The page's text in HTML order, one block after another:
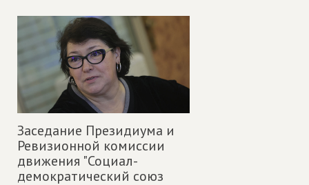
Заседание Президиума и
Ревизионной комиссии
движения "Социал-
демократический союз